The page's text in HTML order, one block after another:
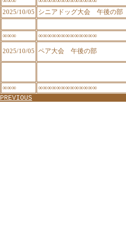
2025/10/05
シニアドッグ大会 午後の部
∞∞∞
∞∞∞∞∞∞∞∞∞∞∞∞∞
2025/10/05 ペア大会 午後の部
∞∞∞ ∞∞∞∞∞∞∞∞∞∞∞∞∞
PREVIOUS